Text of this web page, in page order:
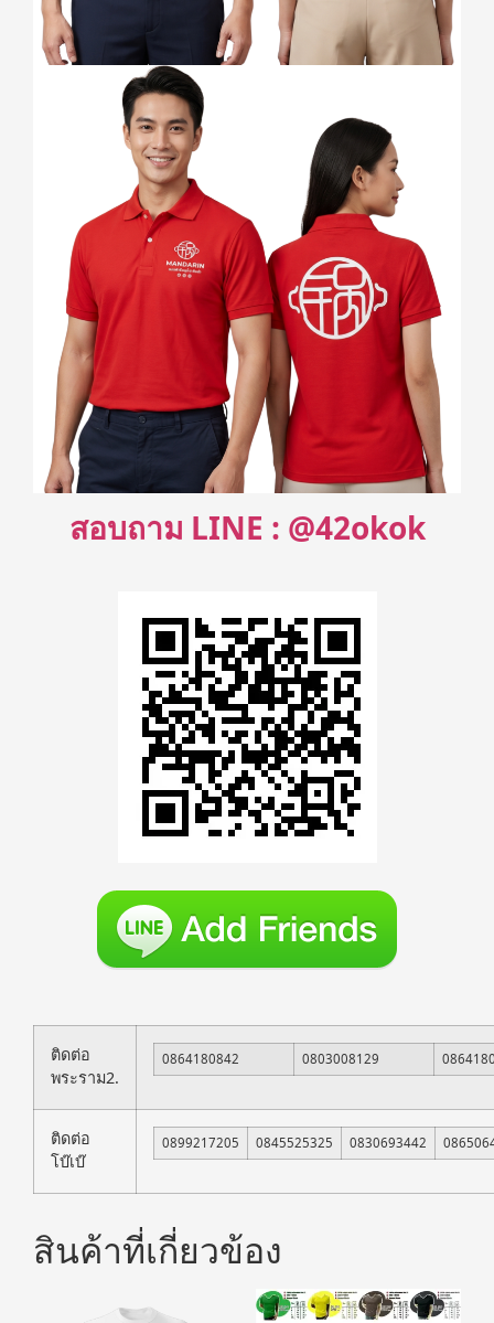
สอบถาม LINE : @42okok
ติดต่อ
พระราม2.
0864180842 0803008129
ติดต่อ
โบ๊เบ๊
0899217205 0845525325 0830693442
สินค้าที่เกี่ยวข้อง